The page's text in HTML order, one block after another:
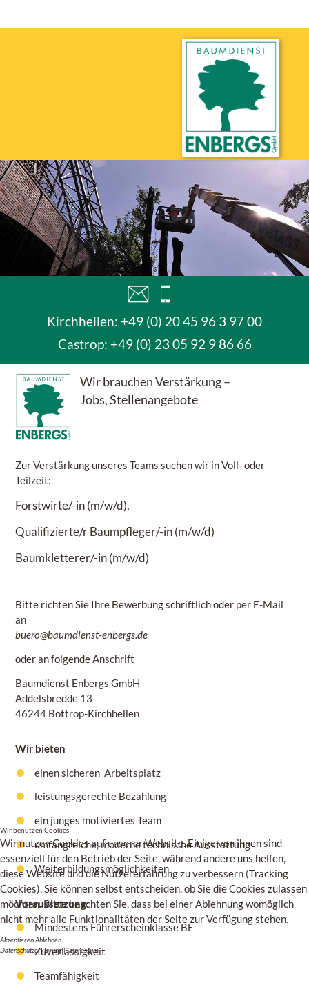
Kirchhellen: +49 (0) 20 45 96 3 97 00
Castrop: +49 (0) 23 05 92 9 86 66
Wir brauchen Verstärkung –
Jobs, Stellenangebote
Zur Verstärkung unseres Teams suchen wir in Voll- oder
Teilzeit:
Forstwirte/-in (m/w/d),
Qualifizierte/r Baumpfleger/-in (m/w/d)
Baumkletterer/-in (m/w/d)
Bitte richten Sie Ihre Bewerbung schriftlich oder per E-Mail
an
buero@baumdienst-enbergs.de
oder an folgende Anschrift
Baumdienst Enbergs GmbH
Addelsbredde 13
46244 Bottrop-Kirchhellen
Wir bieten
einen sicheren Arbeitsplatz
leistungsgerechte Bezahlung
ein junges motiviertes Team
umfangreiche, moderne technische Ausstattung
Weiterbildungsmöglichkeiten
Voraussetzung:
Mindestens Führerscheinklasse BE
Zuverlässigkeit
Teamfähigkeit
Wir benutzen Cookies
Wir nutzen Cookies auf unserer Website. Einige von ihnen sind
essenziell für den Betrieb der Seite, während andere uns helfen,
diese Website und die Nutzererfahrung zu verbessern (Tracking
Cookies). Sie können selbst entscheiden, ob Sie die Cookies zulassen
möchten. Bitte beachten Sie, dass bei einer Ablehnung womöglich
nicht mehr alle Funktionalitäten der Seite zur Verfügung stehen.
AkzeptierenAblehnen
Datenschutzerklärung|Impressum